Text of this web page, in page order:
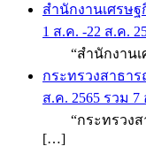
สำนักงานเศรษ
1 ส.ค. -22 ส.ค.
“สำนักงานเศ
กระทรวงสาธา
ส.ค. 2565 รวม 7
“กระทรวงสาธ
[…]